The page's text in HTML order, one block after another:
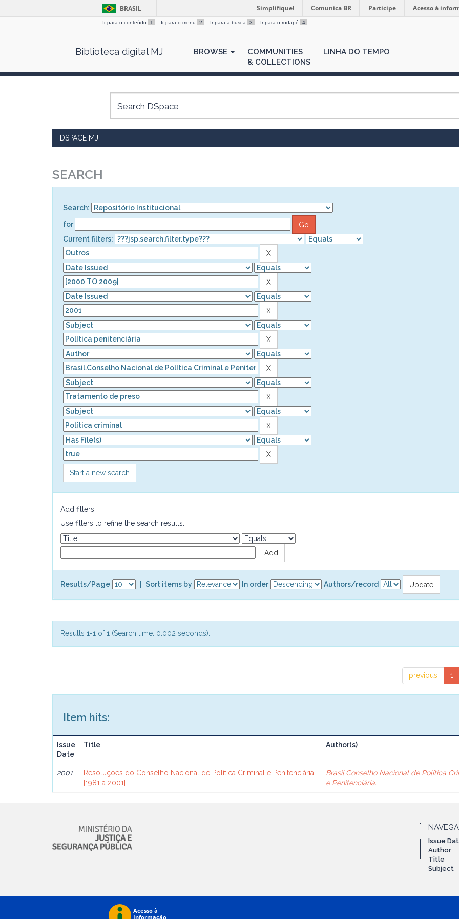
BRASIL Simplifique! Comunica BR Participe Acesso à
Ir para o conteúdo 1 Ir para o menu 2 Ir para a busca 3 Ir para o rodapé 4
Biblioteca digital MJ BROWSE
COMMUNITIES
& COLLECTIONS
LINHA DO TEMPO
DSPACE MJ
SEARCH
Search:
for
Current filters:
Start a new search
Add filters:
Use filters to refine the search results.
Results/Page Sort items by In order Authors/record
Results 1-1 of 1 (Search time: 0.002 seconds).
previous 1
Item hits:
Issue
Date
Title Author(s)
2001
Resoluções do Conselho Nacional de Política Criminal e Penitenciária
[1981 a 2001]
Brasil.Conselho Nacional de Política
e Penitenciária.
Issue
Author
Title
Subject